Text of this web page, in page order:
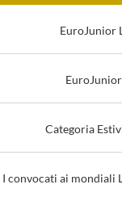
EuroJunior
Categoria
I convocati ai mondiali